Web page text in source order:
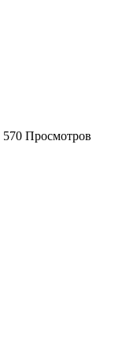
570 Просмотров